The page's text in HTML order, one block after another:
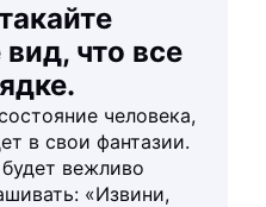
что все
человека,
в свои фантазии.
вежливо
«Извини,